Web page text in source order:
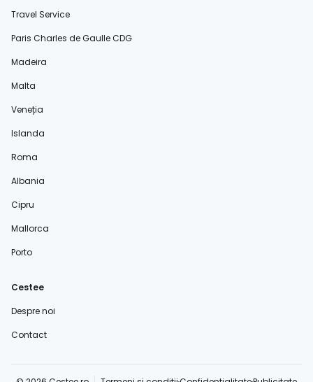
Travel Service
Paris Charles de Gaulle CDG
Madeira
Malta
Veneția
Islanda
Roma
Albania
Cipru
Mallorca
Porto
Cestee
Despre noi
Contact